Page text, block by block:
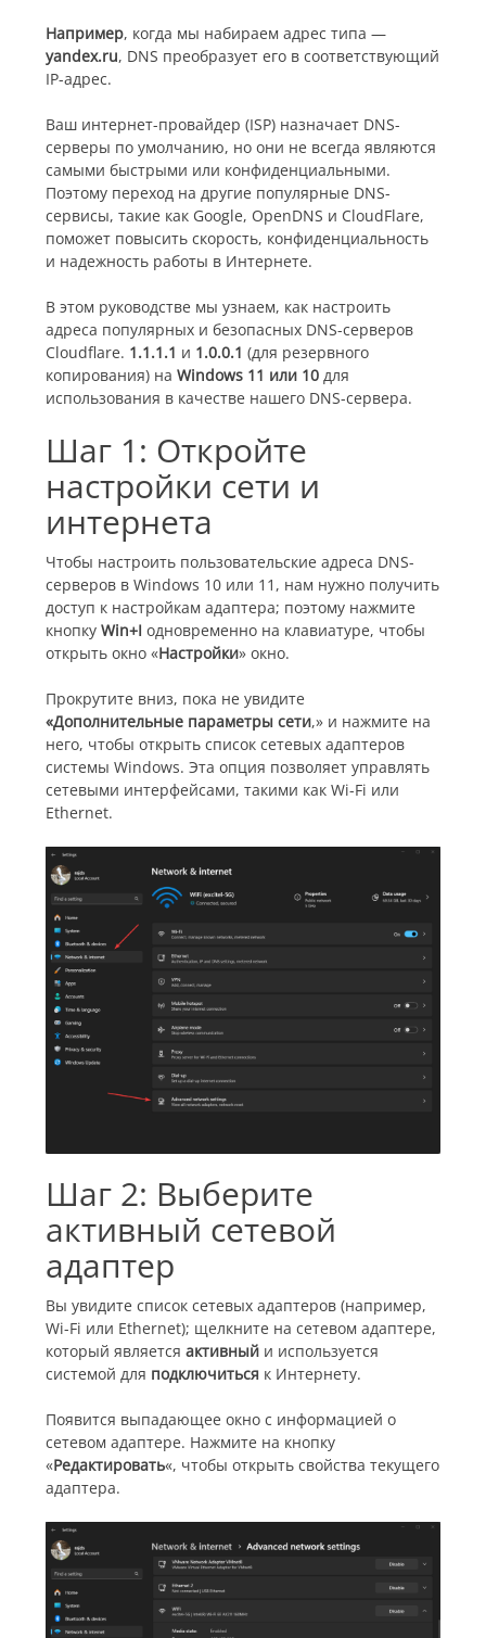
Например, когда мы набираем адрес типа —
yandex.ru, DNS преобразует его в соответствующий
IP-адрес.
Ваш интернет-провайдер (ISP) назначает DNS-
серверы по умолчанию, но они не всегда являются
самыми быстрыми или конфиденциальными.
Поэтому переход на другие популярные DNS-
сервисы, такие как Google, OpenDNS и CloudFlare,
поможет повысить скорость, конфиденциальность
и надежность работы в Интернете.
В этом руководстве мы узнаем, как настроить
адреса популярных и безопасных DNS-серверов
Cloudflare. 1.1.1.1 и 1.0.0.1 (для резервного
копирования) на Windows 11 или 10 для
использования в качестве нашего DNS-сервера.
Шаг 1: Откройте
настройки сети и
интернета
Чтобы настроить пользовательские адреса DNS-
серверов в Windows 10 или 11, нам нужно получить
доступ к настройкам адаптера; поэтому нажмите
кнопку Win+I одновременно на клавиатуре, чтобы
открыть окно «Настройки» окно.
Прокрутите вниз, пока не увидите
«Дополнительные параметры сети,» и нажмите на
него, чтобы открыть список сетевых адаптеров
системы Windows. Эта опция позволяет управлять
сетевыми интерфейсами, такими как Wi-Fi или
Ethernet.
Шаг 2: Выберите
активный сетевой
адаптер
Вы увидите список сетевых адаптеров (например,
Wi-Fi или Ethernet); щелкните на сетевом адаптере,
который является активный и используется
системой для подключиться к Интернету.
Появится выпадающее окно с информацией о
сетевом адаптере. Нажмите на кнопку
«Редактировать«, чтобы открыть свойства текущего
адаптера.